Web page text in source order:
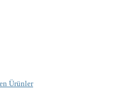
Ürünler